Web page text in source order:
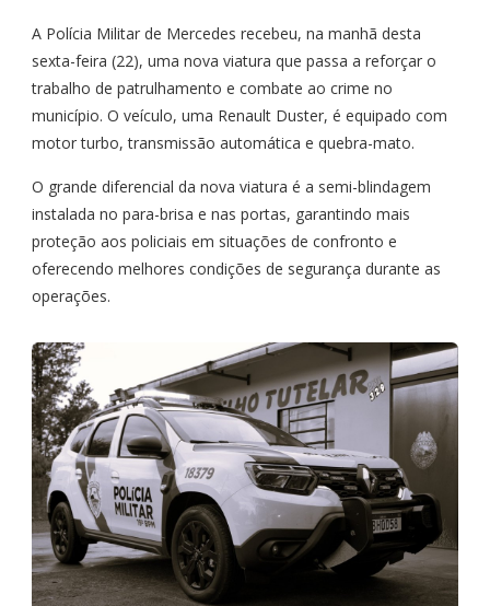
A Polícia Militar de Mercedes recebeu, na manhã desta
sexta-feira (22), uma nova viatura que passa a reforçar o
trabalho de patrulhamento e combate ao crime no
município. O veículo, uma Renault Duster, é equipado com
motor turbo, transmissão automática e quebra-mato.
O grande diferencial da nova viatura é a semi-blindagem
instalada no para-brisa e nas portas, garantindo mais
proteção aos policiais em situações de confronto e
oferecendo melhores condições de segurança durante as
operações.